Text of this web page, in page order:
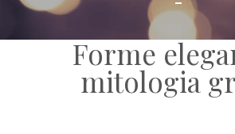
Forme
mitologia